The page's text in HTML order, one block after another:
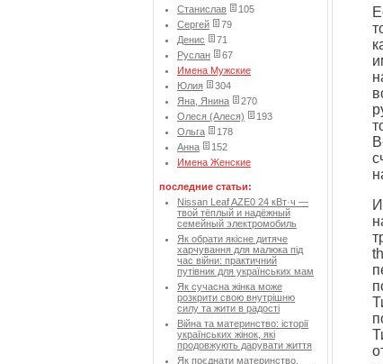
Станислав
105
Сергей
79
Денис
71
Руслан
67
Имена Мужские
Юлия
304
Яна, Янина
270
Олеся (Алеся)
193
Ольга
178
Анна
152
Имена Женские
последние статьи:
Nissan Leaf AZE0 24 кВт·ч —
твой тёплый и надёжный
семейный электромобиль
Як обрати якісне дитяче
харчування для малюка під
час війни: практичний
путівник для українських мам
Як сучасна жінка може
розкрити свою внутрішню
силу та жити в радості
Війна та материнство: історії
українських жінок, які
продовжують дарувати життя
Як поєднати материнство,